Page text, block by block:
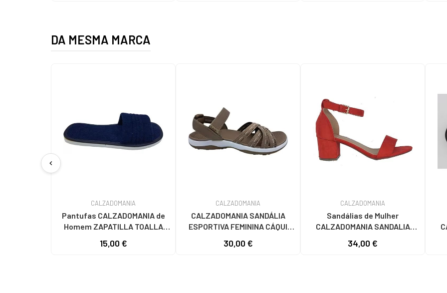
DA MESMA MARCA
chevron_left
CALZADOMANIA
Pantufas CALZADOMANIA de
Homem ZAPATILLA TOALLA
15,00 €
CALZADOMANIA
CALZADOMANIA SANDÁLIA
ESPORTIVA FEMININA CÁQUI
30,00 €
CALZADOMANIA
Sandálias de Mulher
CALZADOMANIA SANDALIA
34,00 €